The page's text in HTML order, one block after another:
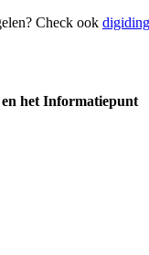
Check ook
het Informatiepunt